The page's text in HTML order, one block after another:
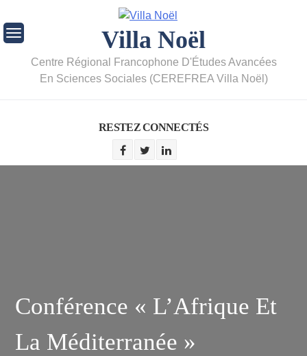
Villa Noël
Centre Régional Francophone D'Études Avancées
En Sciences Sociales (CEREFREA Villa Noël)
RESTEZ CONNECTÉS
Conférence « L’Afrique Et
La Méditerranée »